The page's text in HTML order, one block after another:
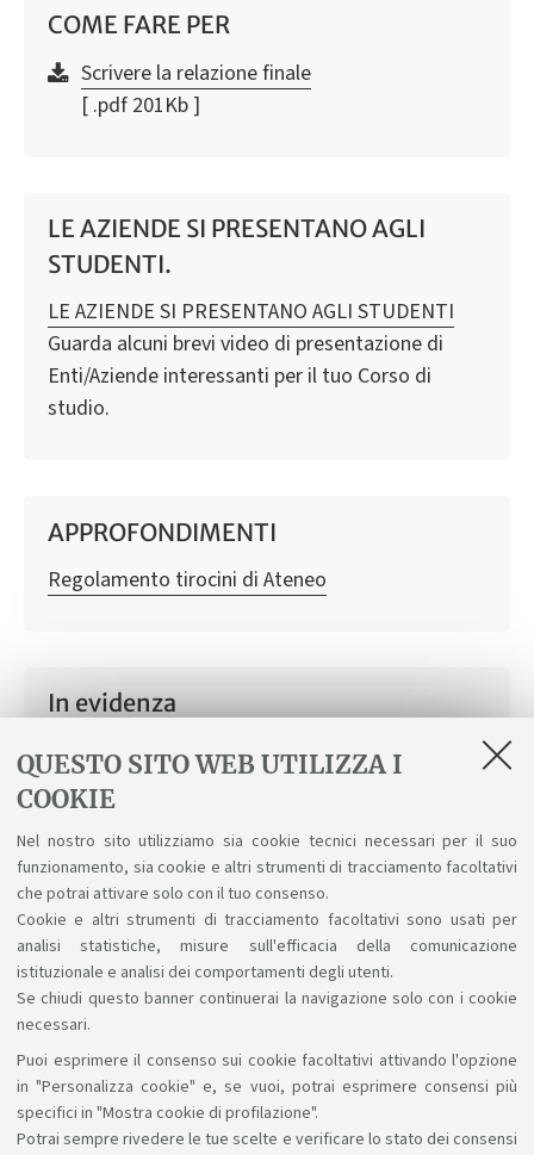
QUESTO SITO WEB UTILIZZA I
COOKIE
Nel nostro sito utilizziamo sia cookie tecnici necessari per il suo
funzionamento, sia cookie e altri strumenti di tracciamento facoltativi
che potrai attivare solo con il tuo consenso.
Cookie e altri strumenti di tracciamento facoltativi sono usati per
analisi statistiche, misure sull'efficacia della comunicazione
istituzionale e analisi dei comportamenti degli utenti.
Se chiudi questo banner continuerai la navigazione solo con i cookie
necessari.
Puoi esprimere il consenso sui cookie facoltativi attivando l'opzione
in "Personalizza cookie" e, se vuoi, potrai esprimere consensi più
specifici in "Mostra cookie di profilazione".
Potrai sempre rivedere le tue scelte e verificare lo stato dei consensi
COME FARE PER
Scrivere la relazione finale
[ .pdf 201Kb ]
LE AZIENDE SI PRESENTANO AGLI
STUDENTI.
LE AZIENDE SI PRESENTANO AGLI STUDENTI
Guarda alcuni brevi video di presentazione di
Enti/Aziende interessanti per il tuo Corso di
studio.
APPROFONDIMENTI
Regolamento tirocini di Ateneo
In evidenza
Formazione obbligatoria su sicurezza e salute
Come scegliere il tutor accademico -
LM Scienze dell'educazione permanente
e della formazione continua a.a.2025-26
[ .pdf 91Kb ]
Sosteniamo il diritto alla conoscenza
Seguici su: